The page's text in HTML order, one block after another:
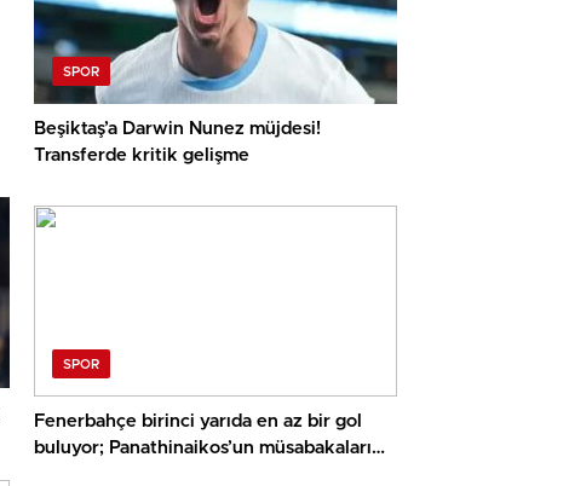
SPOR
Beşiktaş’a Darwin Nunez müjdesi!
Transferde kritik gelişme
SPOR
Fenerbahçe birinci yarıda en az bir gol
buluyor; Panathinaikos’un müsabakaları